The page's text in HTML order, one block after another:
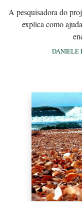
A pesquisadora do
explica como
DANIELE